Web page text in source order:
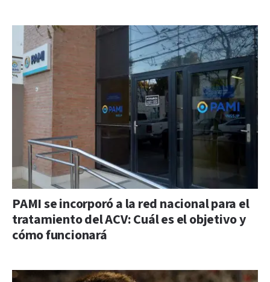
PAMI se incorporó a la red nacional para el
tratamiento del ACV: Cuál es el objetivo y
cómo funcionará